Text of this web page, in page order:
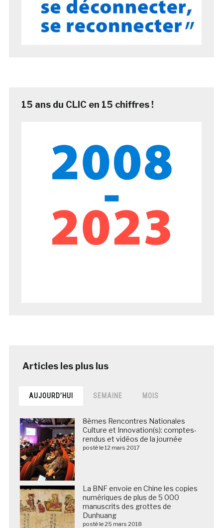
15 ans du CLIC en 15 chiffres !
AUJOURD’HUI SEMAINE MOIS
8èmes Rencontres Nationales
Culture et Innovation(s): comptes-
rendus et vidéos de la journée
posté le 12 mars 2017
La BNF envoie en Chine les copies
numériques de plus de 5 000
manuscrits des grottes de
Dunhuang
posté le 25 mars 2018